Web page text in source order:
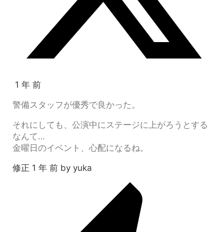
1 年 前
警備スタッフが優秀で良かった。
それにしても、公演中にステージに上がろうとする
なんて…
金曜日のイベント、心配になるね。
修正 1 年 前 by yuka